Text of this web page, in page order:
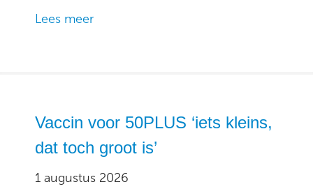
Lees meer
Vaccin voor 50PLUS ‘iets kleins,
dat toch groot is’
1 augustus 2026